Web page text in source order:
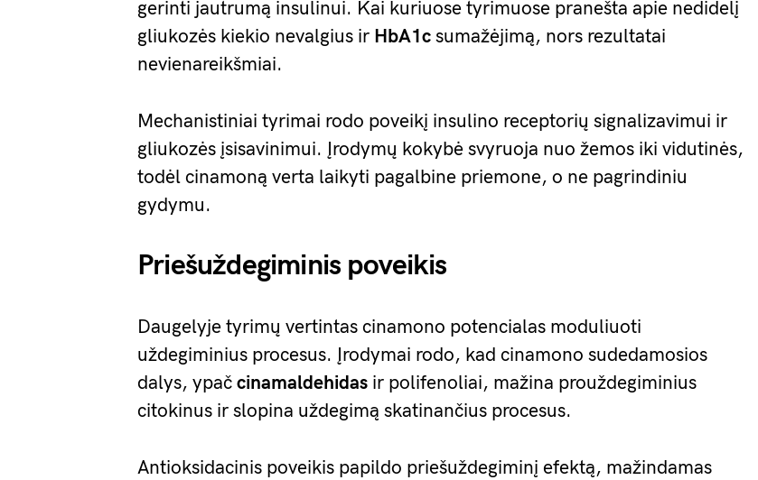
gerinti jautrumą insulinui. Kai kuriuose tyrimuose pranešta apie nedidelį
gliukozės kiekio nevalgius ir HbA1c sumažėjimą, nors rezultatai
nevienareikšmiai.
Mechanistiniai tyrimai rodo poveikį insulino receptorių signalizavimui ir
gliukozės įsisavinimui. Įrodymų kokybė svyruoja nuo žemos iki vidutinės,
todėl cinamoną verta laikyti pagalbine priemone, o ne pagrindiniu
gydymu.
Priešuždegiminis poveikis
Daugelyje tyrimų vertintas cinamono potencialas moduliuoti
uždegiminius procesus. Įrodymai rodo, kad cinamono sudedamosios
dalys, ypač cinamaldehidas ir polifenoliai, mažina prouždegiminius
citokinus ir slopina uždegimą skatinančius procesus.
Antioksidacinis poveikis papildo priešuždegiminį efektą, mažindamas